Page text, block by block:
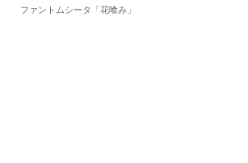
ファントムシータ「花喰み」